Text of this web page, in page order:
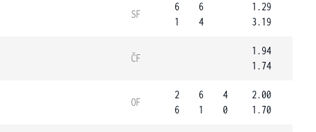
SF
6
1
6
4
1.29
3.19
ČF
1.94
1.74
OF
2
6
6
1
4
0
2.00
1.70